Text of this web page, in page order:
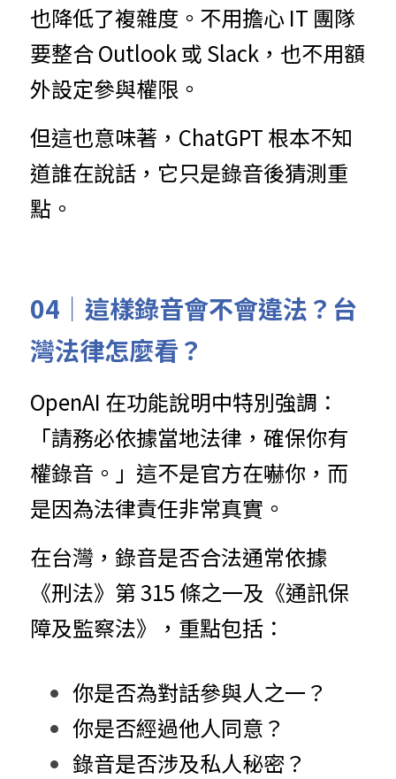
也降低了複雜度。不用擔心 IT 團隊
要整合 Outlook 或 Slack，也不用額
外設定參與權限。
但這也意味著，ChatGPT 根本不知
道誰在說話，它只是錄音後猜測重
點。
04｜這樣錄音會不會違法？台
灣法律怎麼看？
OpenAI 在功能說明中特別強調：
「請務必依據當地法律，確保你有
權錄音。」這不是官方在嚇你，而
是因為法律責任非常真實。
在台灣，錄音是否合法通常依據
《刑法》第 315 條之一及《通訊保
障及監察法》，重點包括：
你是否為對話參與人之一？
你是否經過他人同意？
錄音是否涉及私人秘密？